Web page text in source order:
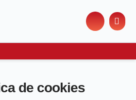
de cookies